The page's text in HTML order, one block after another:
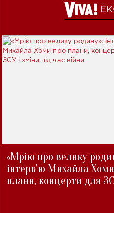
«Мрію про велику
інтерв'ю Михайла
плани, концерти для